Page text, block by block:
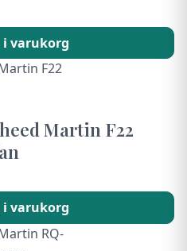
varukorg
Martin F22
varukorg